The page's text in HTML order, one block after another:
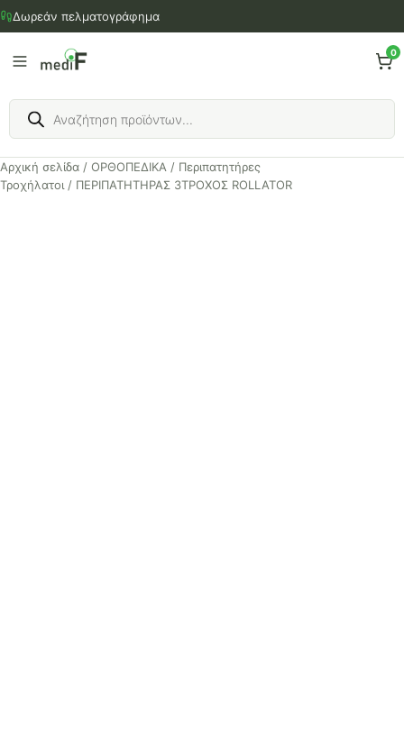
Μετάβαση
στο
περιεχόμενο
Δωρεάν πελματογράφημα
0
Products
search
Αρχική σελίδα / ΟΡΘΟΠΕΔΙΚΑ / Περιπατητήρες
Τροχήλατοι / ΠΕΡΙΠΑΤΗΤΗΡΑΣ 3ΤΡΟΧΟΣ ROLLATOR